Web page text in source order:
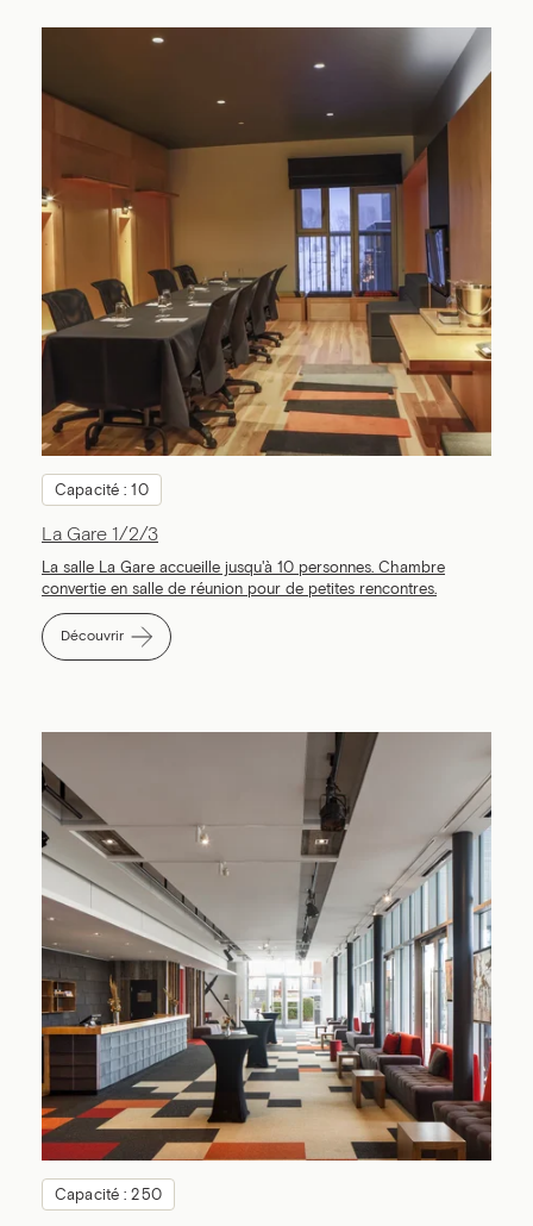
Capacité : 10
La Gare 1/2/3
La salle La Gare accueille jusqu'à 10 personnes. Chambre
convertie en salle de réunion pour de petites rencontres.
Découvrir
Capacité : 250